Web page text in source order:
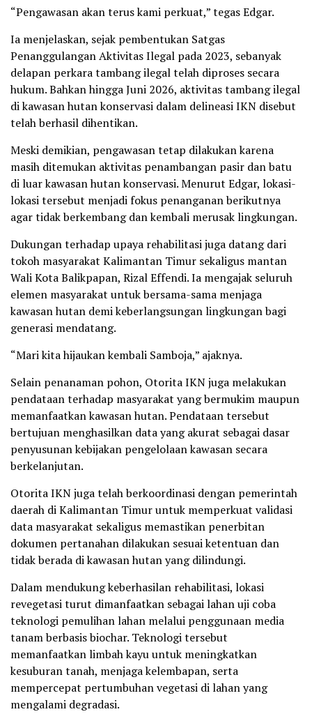
“Pengawasan akan terus kami perkuat,” tegas Edgar.
Ia menjelaskan, sejak pembentukan Satgas
Penanggulangan Aktivitas Ilegal pada 2023, sebanyak
delapan perkara tambang ilegal telah diproses secara
hukum. Bahkan hingga Juni 2026, aktivitas tambang ilegal
di kawasan hutan konservasi dalam delineasi IKN disebut
telah berhasil dihentikan.
Meski demikian, pengawasan tetap dilakukan karena
masih ditemukan aktivitas penambangan pasir dan batu
di luar kawasan hutan konservasi. Menurut Edgar, lokasi-
lokasi tersebut menjadi fokus penanganan berikutnya
agar tidak berkembang dan kembali merusak lingkungan.
Dukungan terhadap upaya rehabilitasi juga datang dari
tokoh masyarakat Kalimantan Timur sekaligus mantan
Wali Kota Balikpapan, Rizal Effendi. Ia mengajak seluruh
elemen masyarakat untuk bersama-sama menjaga
kawasan hutan demi keberlangsungan lingkungan bagi
generasi mendatang.
“Mari kita hijaukan kembali Samboja,” ajaknya.
Selain penanaman pohon, Otorita IKN juga melakukan
pendataan terhadap masyarakat yang bermukim maupun
memanfaatkan kawasan hutan. Pendataan tersebut
bertujuan menghasilkan data yang akurat sebagai dasar
penyusunan kebijakan pengelolaan kawasan secara
berkelanjutan.
Otorita IKN juga telah berkoordinasi dengan pemerintah
daerah di Kalimantan Timur untuk memperkuat validasi
data masyarakat sekaligus memastikan penerbitan
dokumen pertanahan dilakukan sesuai ketentuan dan
tidak berada di kawasan hutan yang dilindungi.
Dalam mendukung keberhasilan rehabilitasi, lokasi
revegetasi turut dimanfaatkan sebagai lahan uji coba
teknologi pemulihan lahan melalui penggunaan media
tanam berbasis biochar. Teknologi tersebut
memanfaatkan limbah kayu untuk meningkatkan
kesuburan tanah, menjaga kelembapan, serta
mempercepat pertumbuhan vegetasi di lahan yang
mengalami degradasi.